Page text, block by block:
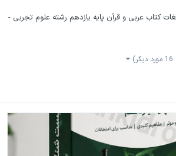
کتاب عربی و قرآن پایه یازدهم رشته علوم تجربی -